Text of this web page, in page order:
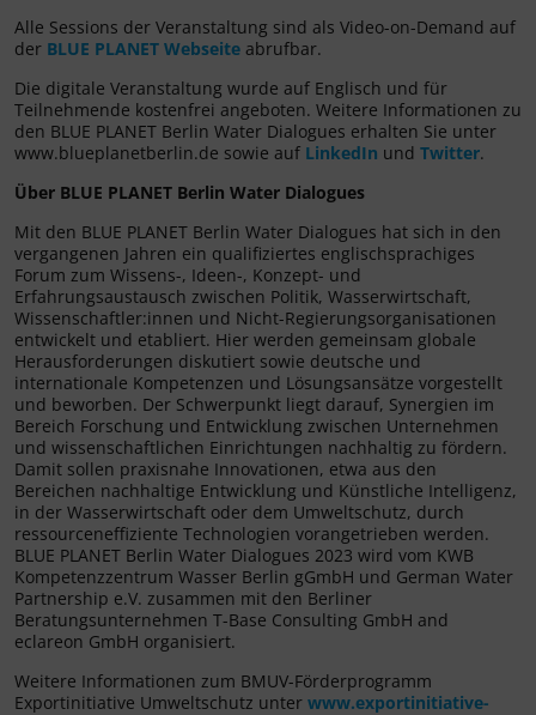
Alle Sessions der Veranstaltung sind als Video-on-Demand auf
der BLUE PLANET Webseite abrufbar.
Die digitale Veranstaltung wurde auf Englisch und für
Teilnehmende kostenfrei angeboten. Weitere Informationen zu
den BLUE PLANET Berlin Water Dialogues erhalten Sie unter
www.blueplanetberlin.de sowie auf LinkedIn und Twitter.
Über BLUE PLANET Berlin Water Dialogues
Mit den BLUE PLANET Berlin Water Dialogues hat sich in den
vergangenen Jahren ein qualifiziertes englischsprachiges
Forum zum Wissens-, Ideen-, Konzept- und
Erfahrungsaustausch zwischen Politik, Wasserwirtschaft,
Wissenschaftler:innen und Nicht-Regierungsorganisationen
entwickelt und etabliert. Hier werden gemeinsam globale
Herausforderungen diskutiert sowie deutsche und
internationale Kompetenzen und Lösungsansätze vorgestellt
und beworben. Der Schwerpunkt liegt darauf, Synergien im
Bereich Forschung und Entwicklung zwischen Unternehmen
und wissenschaftlichen Einrichtungen nachhaltig zu fördern.
Damit sollen praxisnahe Innovationen, etwa aus den
Bereichen nachhaltige Entwicklung und Künstliche Intelligenz,
in der Wasserwirtschaft oder dem Umweltschutz, durch
ressourceneffiziente Technologien vorangetrieben werden.
BLUE PLANET Berlin Water Dialogues 2023 wird vom KWB
Kompetenzzentrum Wasser Berlin gGmbH und German Water
Partnership e.V. zusammen mit den Berliner
Beratungsunternehmen T-Base Consulting GmbH and
eclareon GmbH organisiert.
Weitere Informationen zum BMUV-Förderprogramm
Exportinitiative Umweltschutz unter www.exportinitiative-